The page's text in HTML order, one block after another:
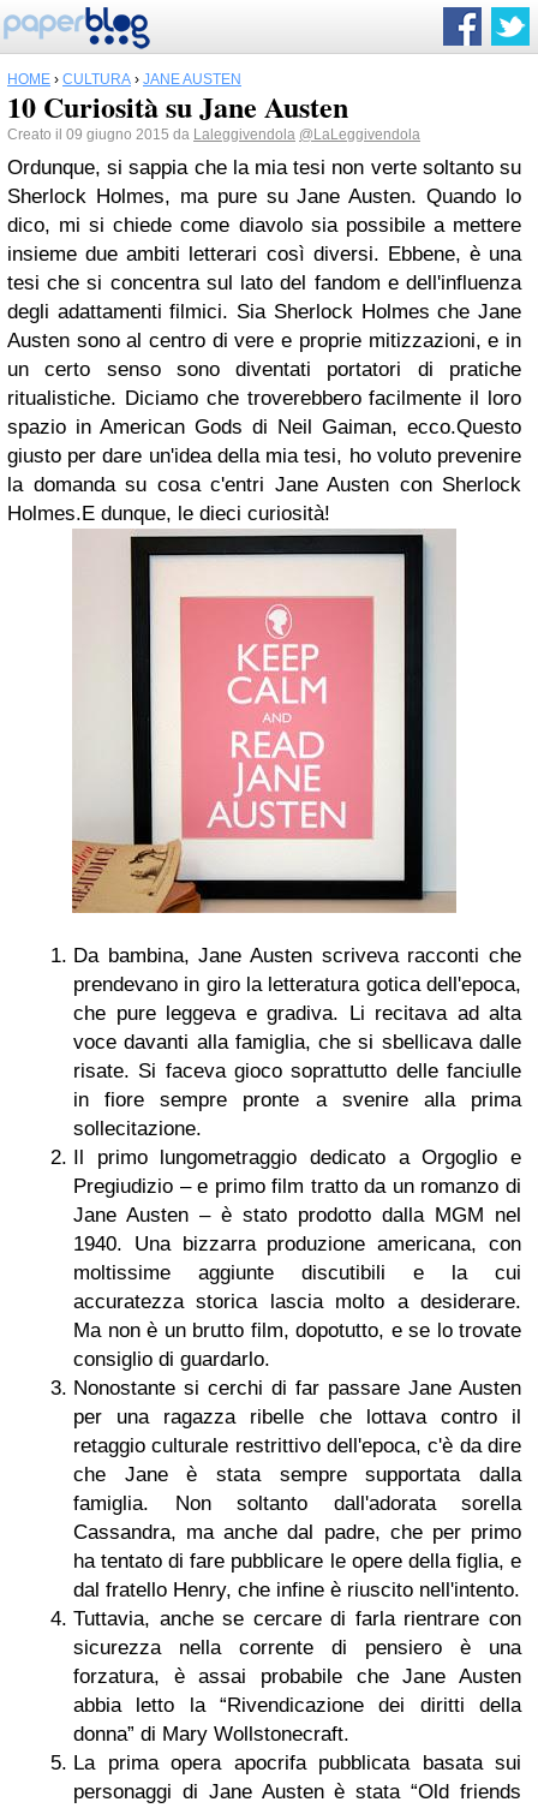
HOME › CULTURA › JANE AUSTEN
10 Curiosità su Jane Austen
Creato il 09 giugno 2015 da Laleggivendola @LaLeggivendola
Ordunque, si sappia che la mia tesi non verte soltanto su
Sherlock Holmes, ma pure su Jane Austen. Quando lo
dico, mi si chiede come diavolo sia possibile a mettere
insieme due ambiti letterari così diversi. Ebbene, è una
tesi che si concentra sul lato del fandom e dell'influenza
degli adattamenti filmici. Sia Sherlock Holmes che Jane
Austen sono al centro di vere e proprie mitizzazioni, e in
un certo senso sono diventati portatori di pratiche
ritualistiche. Diciamo che troverebbero facilmente il loro
spazio in American Gods di Neil Gaiman, ecco.Questo
giusto per dare un'idea della mia tesi, ho voluto prevenire
la domanda su cosa c'entri Jane Austen con Sherlock
Holmes.E dunque, le dieci curiosità!
Da bambina, Jane Austen scriveva racconti che
prendevano in giro la letteratura gotica dell'epoca,
che pure leggeva e gradiva. Li recitava ad alta
voce davanti alla famiglia, che si sbellicava dalle
risate. Si faceva gioco soprattutto delle fanciulle
in fiore sempre pronte a svenire alla prima
sollecitazione.
Il primo lungometraggio dedicato a Orgoglio e
Pregiudizio – e primo film tratto da un romanzo di
Jane Austen – è stato prodotto dalla MGM nel
1940. Una bizzarra produzione americana, con
moltissime aggiunte discutibili e la cui
accuratezza storica lascia molto a desiderare.
Ma non è un brutto film, dopotutto, e se lo trovate
consiglio di guardarlo.
Nonostante si cerchi di far passare Jane Austen
per una ragazza ribelle che lottava contro il
retaggio culturale restrittivo dell'epoca, c'è da dire
che Jane è stata sempre supportata dalla
famiglia. Non soltanto dall'adorata sorella
Cassandra, ma anche dal padre, che per primo
ha tentato di fare pubblicare le opere della figlia, e
dal fratello Henry, che infine è riuscito nell'intento.
Tuttavia, anche se cercare di farla rientrare con
sicurezza nella corrente di pensiero è una
forzatura, è assai probabile che Jane Austen
abbia letto la “Rivendicazione dei diritti della
donna” di Mary Wollstonecraft.
La prima opera apocrifa pubblicata basata sui
personaggi di Jane Austen è stata “Old friends